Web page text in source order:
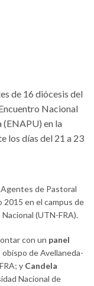
de 16 diócesis del
Nacional
en la
los días del 21 a 23
de Pastoral
2015 en el campus de
(UTN-FRA).
con un panel
obispo de Avellaneda-
y Candela
Nacional de